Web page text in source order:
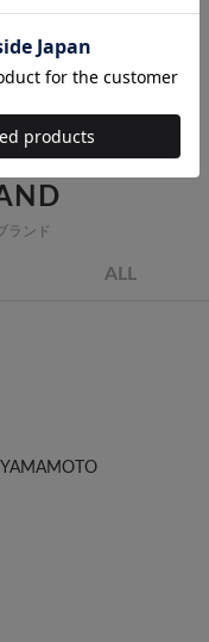
テゴリから探す
ランド
ALL